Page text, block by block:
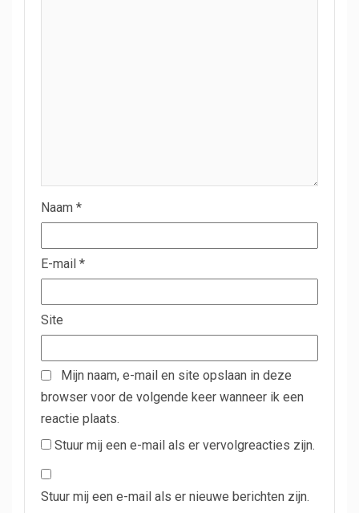
Naam *
E-mail *
Site
Mijn naam, e-mail en site opslaan in deze
browser voor de volgende keer wanneer ik een
reactie plaats.
Stuur mij een e-mail als er vervolgreacties zijn.
Stuur mij een e-mail als er nieuwe berichten zijn.